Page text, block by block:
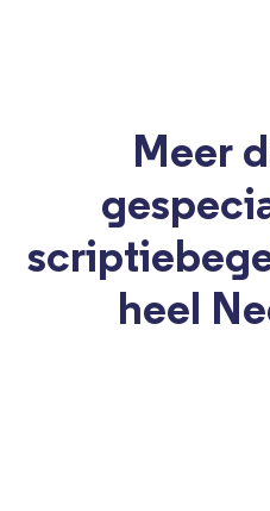
Meer
heel